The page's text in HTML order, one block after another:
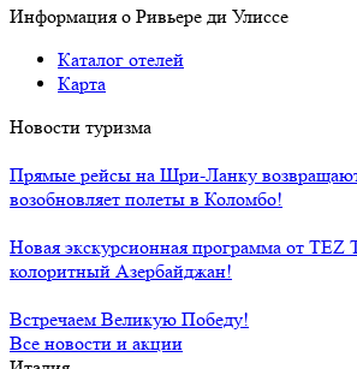
Информация о Ривьере ди Улиссе
Каталог отелей
Карта
Новости туризма
Прямые рейсы на Шри-Ланку
возобновляет полеты в Коломбо!
Новая экскурсионная программа от TEZ
колоритный Азербайджан!
Встречаем Великую Победу!
Все новости и акции